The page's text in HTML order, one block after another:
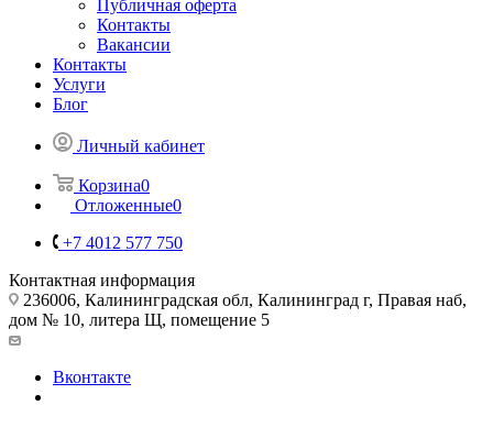
Публичная оферта
Контакты
Вакансии
Контакты
Услуги
Блог
Личный кабинет
Корзина0
Отложенные0
+7 4012 577 750
Контактная информация
236006, Калининградская обл, Калининград г, Правая наб,
дом № 10, литера Щ, помещение 5
Вконтакте